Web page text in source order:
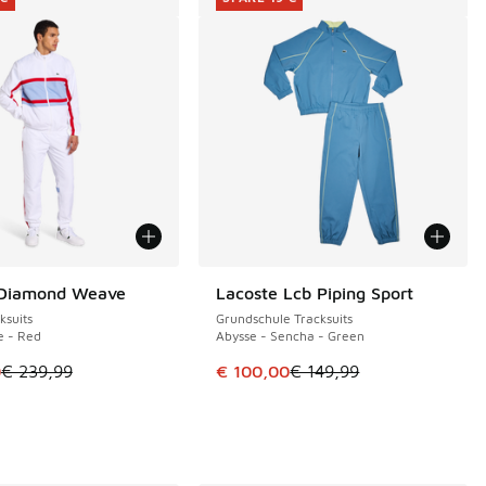
Weave
- Red
ist im Sale. Der Preis ist von € 239,99 auf € 165,00
€ 239,99
Lacoste Lcb Piping Sport
Grundschule Tracksuits
Abysse - Sencha - Green
Dieser Artikel ist im Sale. Der
€ 100,00€ 149,99
SPARE 49 €